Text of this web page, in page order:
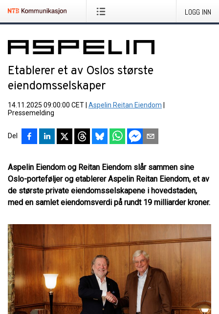
LOGG INN
Etablerer et av Oslos største
eiendomsselskaper
14.11.2025 09:00:00 CET Aspelin Reitan Eiendom
Pressemelding
Del
Aspelin Eiendom og Reitan Eiendom slår sammen sine
Oslo-porteføljer og etablerer Aspelin Reitan Eiendom, et av
de største private eiendomsselskapene i hovedstaden,
med en samlet eiendomsverdi på rundt 19 milliarder kroner.